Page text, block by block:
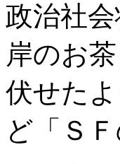
政治社
岸のお
伏せた
ど「Ｓ